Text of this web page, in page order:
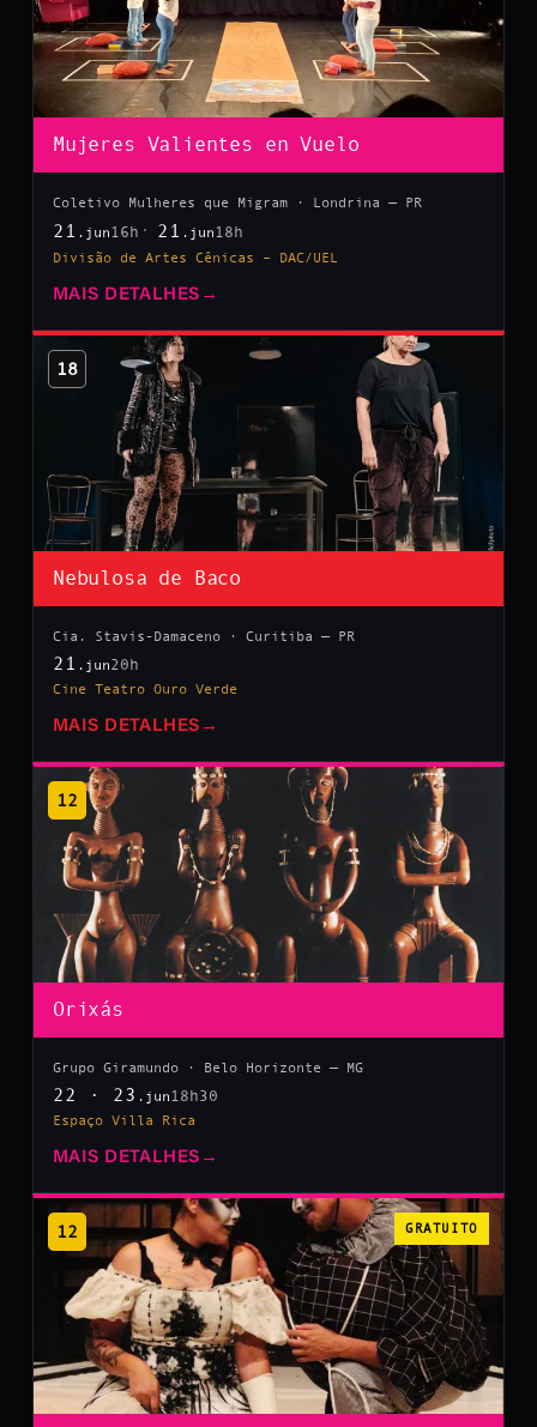
Mujeres Valientes en Vuelo
Coletivo Mulheres que Migram · Londrina — PR
21 .jun 16h 21 .jun 18h
Divisão de Artes Cênicas – DAC/UEL
MAIS DETALHES →
18
Nebulosa de Baco
Cia. Stavis-Damaceno · Curitiba — PR
21 .jun20h
Cine Teatro Ouro Verde
MAIS DETALHES →
12
Orixás
Grupo Giramundo · Belo Horizonte — MG
22 · 23 .jun 18h30
Espaço Villa Rica
MAIS DETALHES →
12 GRATUITO